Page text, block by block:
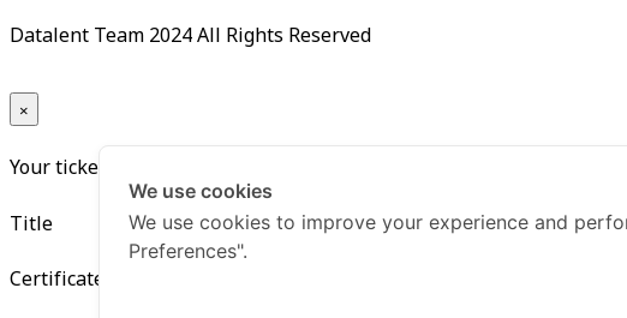
Datalent Team 2024 All Rights Reserved
×
Your ticket for the: Certificate Data Governance for Business Leader
Title
Certificate Data Governance for Business Leader Generation 10
We use cookies
We use cookies to improve your experience and
Preferences".